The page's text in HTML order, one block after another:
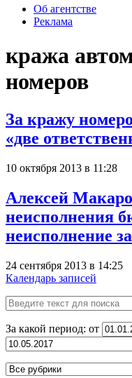
Об агентстве
Реклама
кража
номеров
За кражу
«две
10 октября 2013 в 11:28
Алексей
неисполнения
неисполнение
24 сентября 2013 в 14:25
Календарь записей
За какой период: от